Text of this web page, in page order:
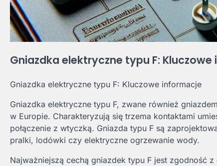
Gniazdka elektryczne typu F:
Gniazdka elektryczne typu F: Kluczowe informacje
Gniazdka elektryczne typu F, zwane również
w Europie. Charakteryzują się trzema kontaktami
połączenie z wtyczką. Gniazda typu F są
pralki, lodówki czy elektryczne ogrzewanie wody.
Najważniejszą cechą gniazdek typu F jest zgodność